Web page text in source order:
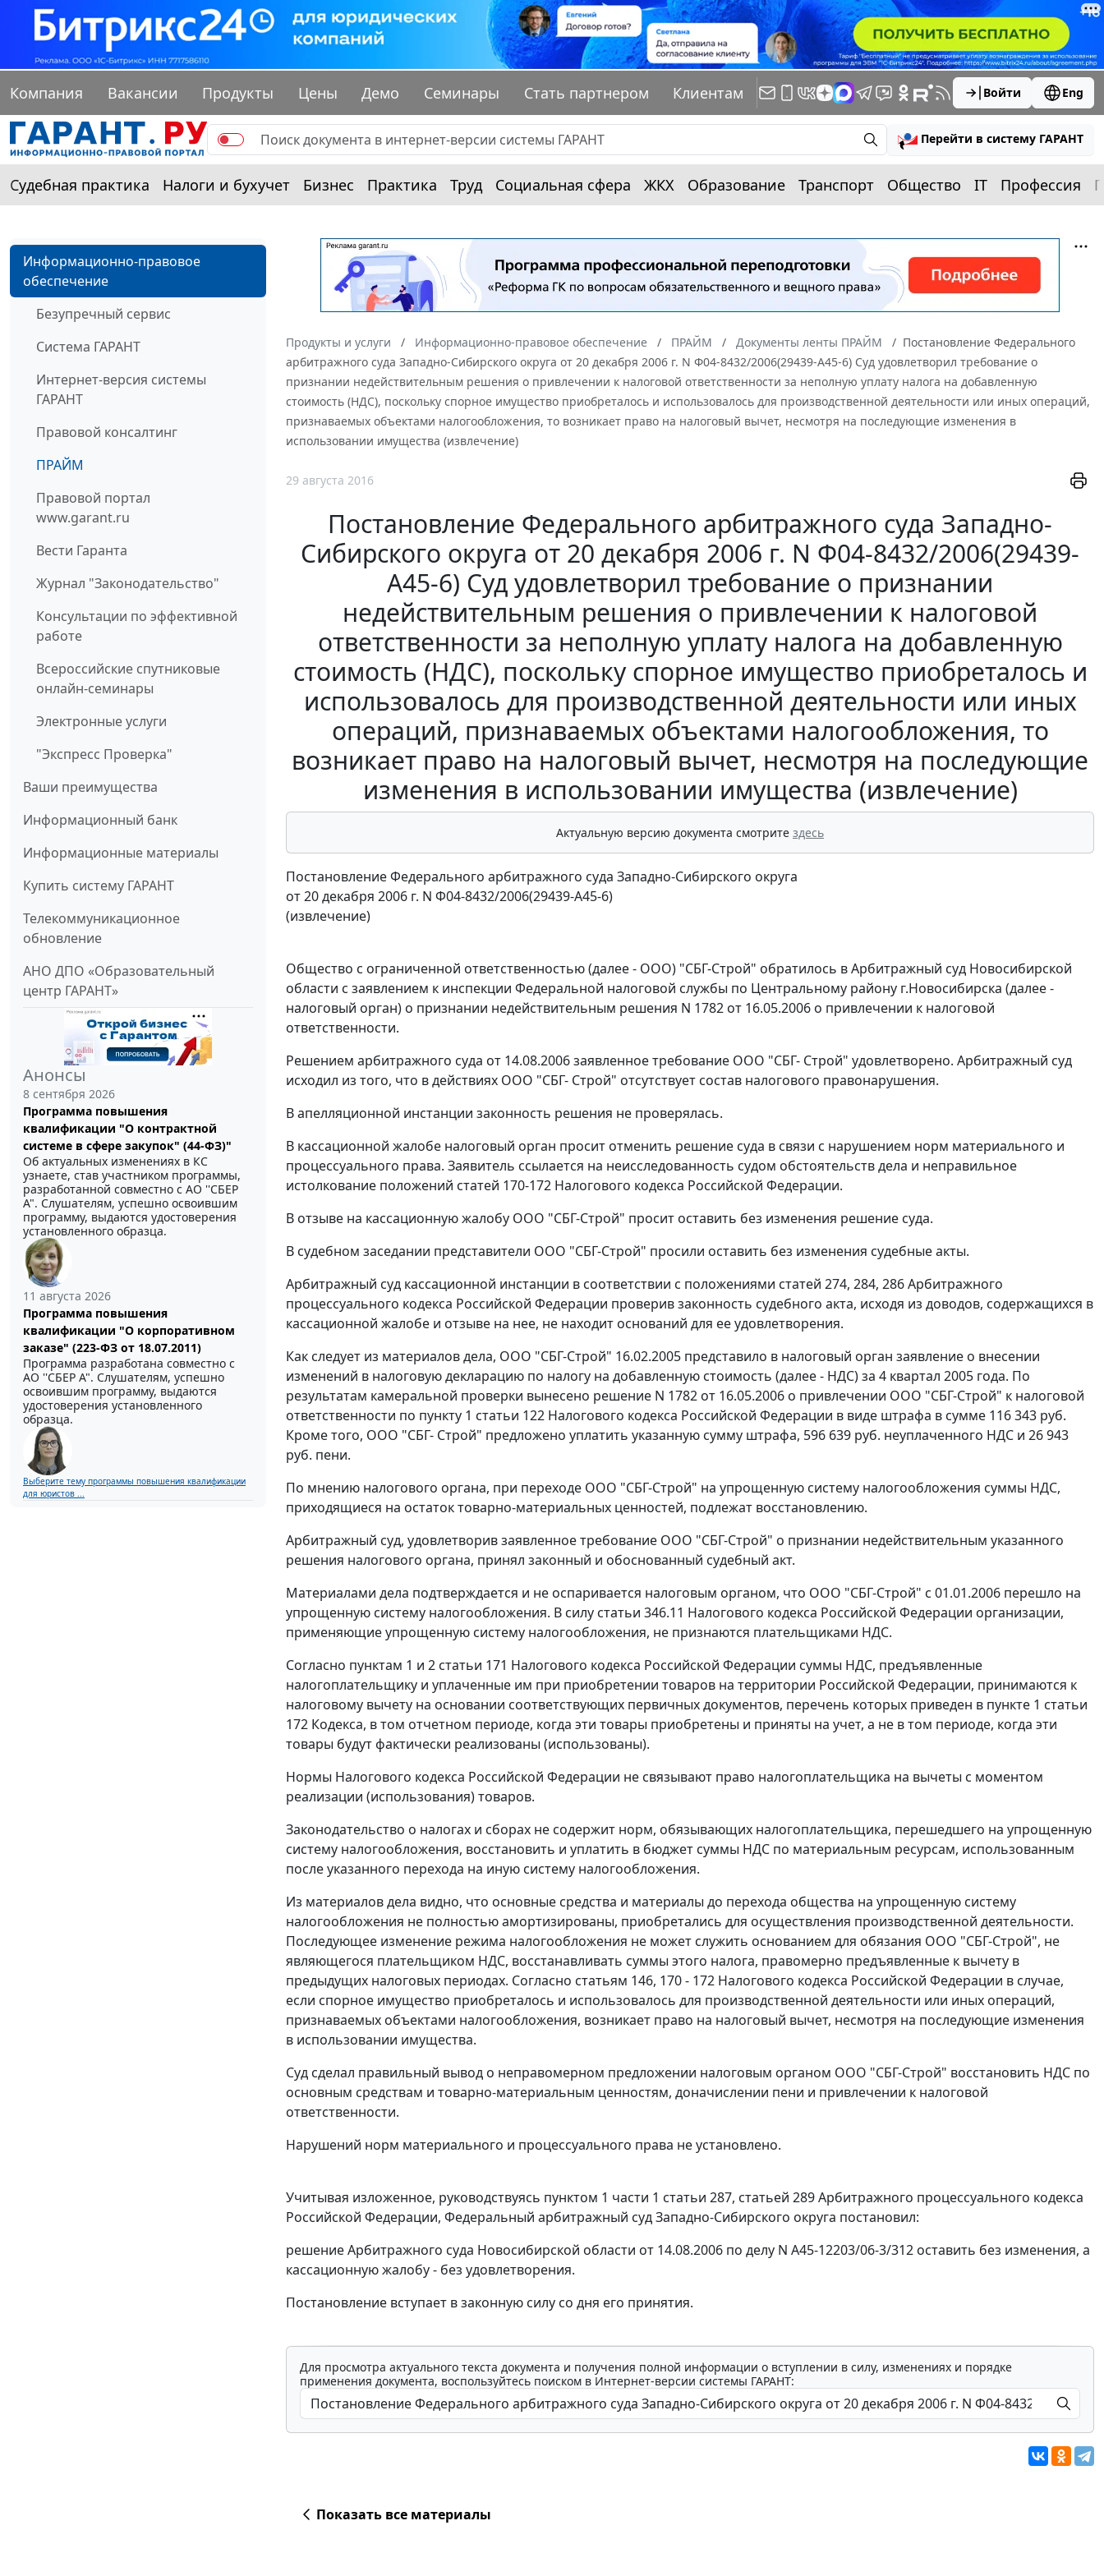
Компания Вакансии Продукты Цены Демо Семинары Стать партнером Клиентам Войти Eng
Перейти в систему ГАРАНТ
Судебная практика Налоги и бухучет Бизнес Практика Труд Социальная сфера ЖКХ Образование Транспорт Общество IT Профессия
Информационно-правовое
обеспечение
Безупречный сервис
Система ГАРАНТ
Интернет-версия системы
ГАРАНТ
Правовой консалтинг
ПРАЙМ
Правовой портал
www.garant.ru
Вести Гаранта
Журнал "Законодательство"
Консультации по эффективной
работе
Всероссийские спутниковые
онлайн-семинары
Электронные услуги
"Экспресс Проверка"
Ваши преимущества
Информационный банк
Информационные материалы
Купить систему ГАРАНТ
Телекоммуникационное
обновление
АНО ДПО «Образовательный
центр ГАРАНТ»
Анонсы
8 сентября 2026
Программа повышения
квалификации "О контрактной
системе в сфере закупок" (44-ФЗ)"
Об актуальных изменениях в КС
узнаете, став участником программы,
разработанной совместно с АО ''СБЕР
А". Слушателям, успешно освоившим
программу, выдаются удостоверения
установленного образца.
11 августа 2026
Программа повышения
квалификации "О корпоративном
заказе" (223-ФЗ от 18.07.2011)
Программа разработана совместно с
АО ''СБЕР А". Слушателям, успешно
освоившим программу, выдаются
удостоверения установленного
образца.
Выберите тему программы повышения квалификации
для юристов ...
Продукты и услуги Информационно-правовое обеспечение ПРАЙМ Документы ленты ПРАЙМ
Постановление Федерального
арбитражного суда Западно-Сибирского округа от 20 декабря 2006 г. N Ф04-8432/2006(29439-А45-6) Суд удовлетворил требование о
признании недействительным решения о привлечении к налоговой ответственности за неполную уплату налога на добавленную
стоимость (НДС), поскольку спорное имущество приобреталось и использовалось для производственной деятельности или иных операций,
признаваемых объектами налогообложения, то возникает право на налоговый вычет, несмотря на последующие изменения в
использовании имущества (извлечение)
29 августа 2016
Постановление Федерального арбитражного суда Западно-
Сибирского округа от 20 декабря 2006 г. N Ф04-8432/2006(29439-
А45-6) Суд удовлетворил требование о признании
недействительным решения о привлечении к налоговой
ответственности за неполную уплату налога на добавленную
стоимость (НДС), поскольку спорное имущество приобреталось и
использовалось для производственной деятельности или иных
операций, признаваемых объектами налогообложения, то
возникает право на налоговый вычет, несмотря на последующие
изменения в использовании имущества (извлечение)
Актуальную версию документа смотрите здесь
Постановление Федерального арбитражного суда Западно-Сибирского округа
от 20 декабря 2006 г. N Ф04-8432/2006(29439-А45-6)
(извлечение)
Общество с ограниченной ответственностью (далее - ООО) "СБГ-Строй" обратилось в Арбитражный суд Новосибирской
области с заявлением к инспекции Федеральной налоговой службы по Центральному району г.Новосибирска (далее -
налоговый орган) о признании недействительным решения N 1782 от 16.05.2006 о привлечении к налоговой
ответственности.
Решением арбитражного суда от 14.08.2006 заявленное требование ООО "СБГ- Строй" удовлетворено. Арбитражный суд
исходил из того, что в действиях ООО "СБГ- Строй" отсутствует состав налогового правонарушения.
В апелляционной инстанции законность решения не проверялась.
В кассационной жалобе налоговый орган просит отменить решение суда в связи с нарушением норм материального и
процессуального права. Заявитель ссылается на неисследованность судом обстоятельств дела и неправильное
истолкование положений статей 170-172 Налогового кодекса Российской Федерации.
В отзыве на кассационную жалобу ООО "СБГ-Строй" просит оставить без изменения решение суда.
В судебном заседании представители ООО "СБГ-Строй" просили оставить без изменения судебные акты.
Арбитражный суд кассационной инстанции в соответствии с положениями статей 274, 284, 286Арбитражного
процессуального кодекса Российской Федерации проверив законность судебного акта, исходя из доводов, содержащихся в
кассационной жалобе и отзыве на нее, не находит оснований для ее удовлетворения.
Как следует из материалов дела, ООО "СБГ-Строй" 16.02.2005 представило в налоговый орган заявление о внесении
изменений в налоговую декларацию по налогу на добавленную стоимость (далее - НДС) за 4 квартал 2005 года. По
результатам камеральной проверки вынесено решение N 1782 от 16.05.2006 о привлечении ООО "СБГ-Строй" к налоговой
ответственности по пункту 1 статьи 122 Налогового кодекса Российской Федерации в виде штрафа в сумме 116 343 руб.
Кроме того, ООО "СБГ- Строй" предложено уплатить указанную сумму штрафа, 596 639 руб. неуплаченного НДС и 26 943
руб. пени.
По мнению налогового органа, при переходе ООО "СБГ-Строй" на упрощенную систему налогообложения суммы НДС,
приходящиеся на остаток товарно-материальных ценностей, подлежат восстановлению.
Арбитражный суд, удовлетворив заявленное требование ООО "СБГ-Строй" о признании недействительным указанного
решения налогового органа, принял законный и обоснованный судебный акт.
Материалами дела подтверждается и не оспаривается налоговым органом, что ООО "СБГ-Строй" с 01.01.2006 перешло на
упрощенную систему налогообложения. В силу статьи 346.11 Налогового кодекса Российской Федерации организации,
применяющие упрощенную систему налогообложения, не признаются плательщиками НДС.
Согласно пунктам 1 и 2 статьи 171 Налогового кодекса Российской Федерации суммы НДС, предъявленные
налогоплательщику и уплаченные им при приобретении товаров на территории Российской Федерации, принимаются к
налоговому вычету на основании соответствующих первичных документов, перечень которых приведен в пункте 1 статьи
172 Кодекса, в том отчетном периоде, когда эти товары приобретены и приняты на учет, а не в том периоде, когда эти
товары будут фактически реализованы (использованы).
Нормы Налогового кодекса Российской Федерации не связывают право налогоплательщика на вычеты с моментом
реализации (использования) товаров.
Законодательство о налогах и сборах не содержит норм, обязывающих налогоплательщика, перешедшего на упрощенную
систему налогообложения, восстановить и уплатить в бюджет суммы НДС по материальным ресурсам, использованным
после указанного перехода на иную систему налогообложения.
Из материалов дела видно, что основные средства и материалы до перехода общества на упрощенную систему
налогообложения не полностью амортизированы, приобретались для осуществления производственной деятельности.
Последующее изменение режима налогообложения не может служить основанием для обязания ООО "СБГ-Строй", не
являющегося плательщиком НДС, восстанавливать суммы этого налога, правомерно предъявленные к вычету в
предыдущих налоговых периодах. Согласно статьям 146, 170 - 172 Налогового кодекса Российской Федерации в случае,
если спорное имущество приобреталось и использовалось для производственной деятельности или иных операций,
признаваемых объектами налогообложения, возникает право на налоговый вычет, несмотря на последующие изменения
в использовании имущества.
Суд сделал правильный вывод о неправомерном предложении налоговым органом ООО "СБГ-Строй" восстановить НДС по
основным средствам и товарно-материальным ценностям, доначислении пени и привлечении к налоговой
ответственности.
Нарушений норм материального и процессуального права не установлено.
Учитывая изложенное, руководствуясь пунктом 1 части 1 статьи 287, статьей 289Арбитражного процессуального кодекса
Российской Федерации, Федеральный арбитражный суд Западно-Сибирского округа постановил:
решение Арбитражного суда Новосибирской области от 14.08.2006 по делу N А45-12203/06-3/312 оставить без изменения, а
кассационную жалобу - без удовлетворения.
Постановление вступает в законную силу со дня его принятия.
Для просмотра актуального текста документа и получения полной информации о вступлении в силу, изменениях и порядке
применения документа, воспользуйтесь поиском в Интернет-версии системы ГАРАНТ:
Показать все материалы